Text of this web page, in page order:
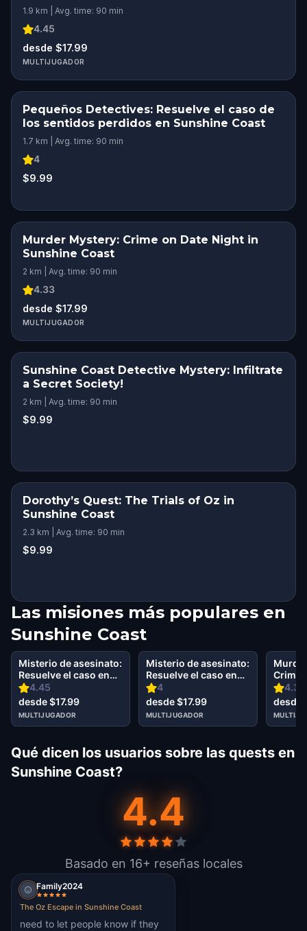
1.9 km | Avg. time: 90 min
4.45
desde $17.99
MULTIJUGADOR
Pequeños Detectives: Resuelve el caso de
los sentidos perdidos en Sunshine Coast
1.7 km | Avg. time: 90 min
4
$9.99
Murder Mystery: Crime on Date Night in
Sunshine Coast
2 km | Avg. time: 90 min
4.33
desde $17.99
MULTIJUGADOR
Sunshine Coast Detective Mystery: Infiltrate
a Secret Society!
2 km | Avg. time: 90 min
$9.99
Dorothy’s Quest: The Trials of Oz in
Sunshine Coast
2.3 km | Avg. time: 90 min
$9.99
Las misiones más populares en
Sunshine Coast
4.45
Misterio de asesinato:
Resuelve el caso en
Maroochydore
Sunshine Coast
desde $17.99
MULTIJUGADOR
4
Misterio de asesinato:
Resuelve el caso en
Mooloolaba Sunshine
Coast
desde $17.99
MULTIJUGADOR
4.33
Crime
desde
Qué dicen los usuarios sobre las quests en
Sunshine Coast?
4.4
Basado en 16+ reseñas locales
Family2024
The Oz Escape in Sunshine Coast
need to let people know if they